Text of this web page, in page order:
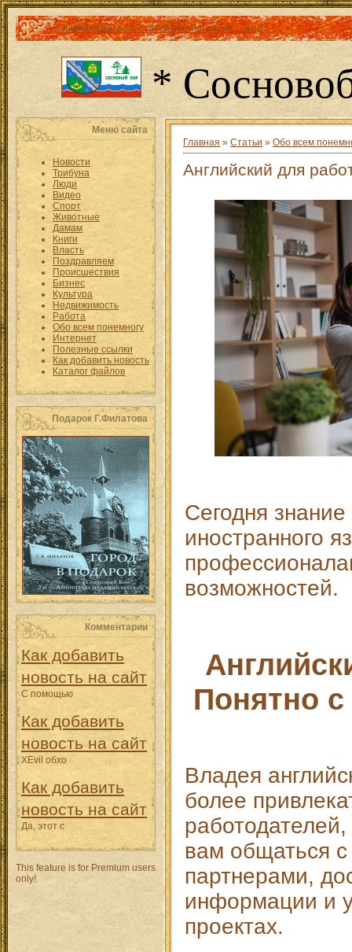
Главная|Каталог статей|Регистрация |Вход
*
Меню сайта
Новости
Трибуна
Люди
Видео
Спорт
Животные
Дамам
Книги
Власть
Поздравляем
Происшествия
Бизнес
Культура
Недвижимость
Работа
Обо всем понемногу
Интернет
Полезные ссылки
Как добавить новость
Каталог файлов
Подарок Г.Филатова
Комментарии
Как добавить
новость на сайт
С помощью
Как добавить
новость на сайт
XEvil обхо
Как добавить
новость на сайт
Да, этот с
This feature is for Premium users
only!
Главная » Статьи » Обо всем
Английский для
Сегодня
иностранного
возможностей.
Понятно с
Владея
более
работодателей,
вам общаться
партнерами,
информации и
проектах.